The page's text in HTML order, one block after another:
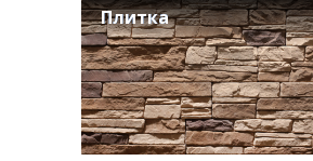
Плитка